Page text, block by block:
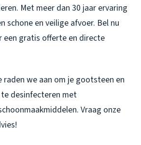
Met meer dan 30 jaar ervaring
schone en veilige afvoer. Bel nu
een gratis offerte en directe
raden we aan om je gootsteen en
desinfecteren met
Vraag onze